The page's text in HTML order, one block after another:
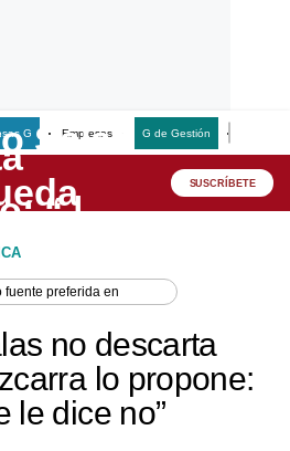
G Empresas G de Gestión
SUSCRÍBETE
fuente preferida en
no descarta
lo propone:
le dice no”